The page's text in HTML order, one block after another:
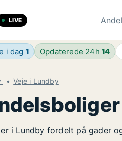
LIVE
i dag 1 Opdaterede 24h14
Veje i Lundby
i Lundby fordelt på gader